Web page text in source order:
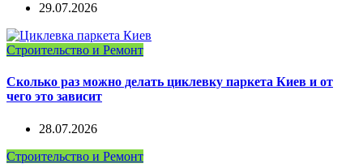
29.07.2026
Строительство и Ремонт
Сколько раз можно делать циклевку паркета Киев и от
чего это зависит
28.07.2026
Строительство и Ремонт